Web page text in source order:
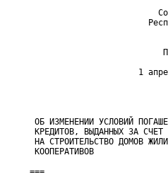
1
ОБ ИЗМЕНЕНИИ УСЛОВИЙ
КРЕДИТОВ, ВЫДАННЫХ ЗА СЧЕТ
НА СТРОИТЕЛЬСТВО ДОМОВ
КООПЕРАТИВОВ
===